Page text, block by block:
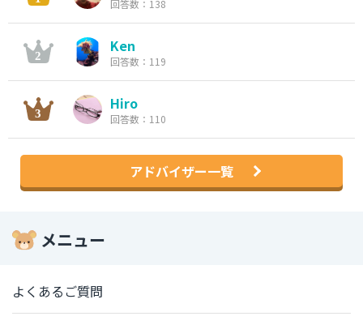
回答数：138
Ken
回答数：119
Hiro
回答数：110
アドバイザー一覧
メニュー
よくあるご質問